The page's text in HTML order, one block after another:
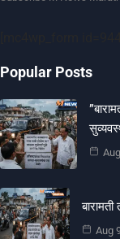
Popular Posts
Aug